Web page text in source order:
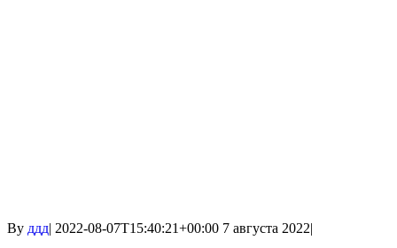
By ддд| 2022-08-07T15:40:21+00:00 7 августа 2022|